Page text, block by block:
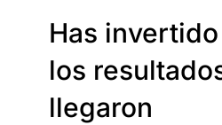
Has invertido
los
llegaron